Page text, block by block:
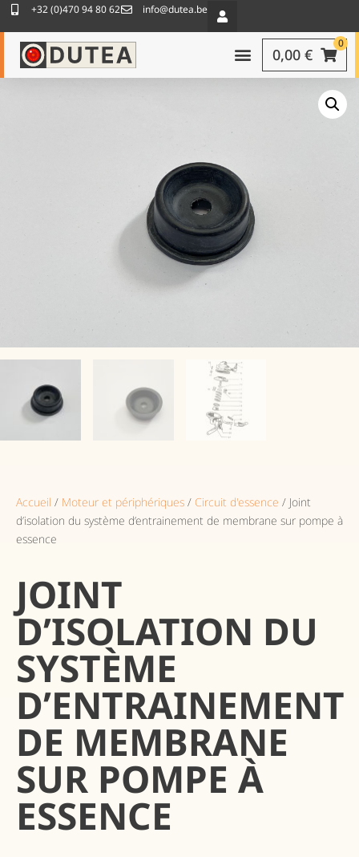
+32 (0)470 94 80 62 info@dutea.be
0
0,00 €
Accueil / Moteur et périphériques / Circuit d'essence / Joint
d’isolation du système d’entrainement de membrane sur pompe à
essence
JOINT
D’ISOLATION DU
SYSTÈME
D’ENTRAINEMENT
DE MEMBRANE
SUR POMPE À
ESSENCE